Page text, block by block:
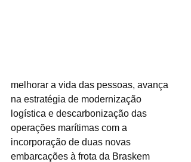
melhorar a vida das pessoas, avança
na estratégia de modernização
logística e descarbonização das
operações marítimas com a
incorporação de duas novas
embarcações à frota da Braskem